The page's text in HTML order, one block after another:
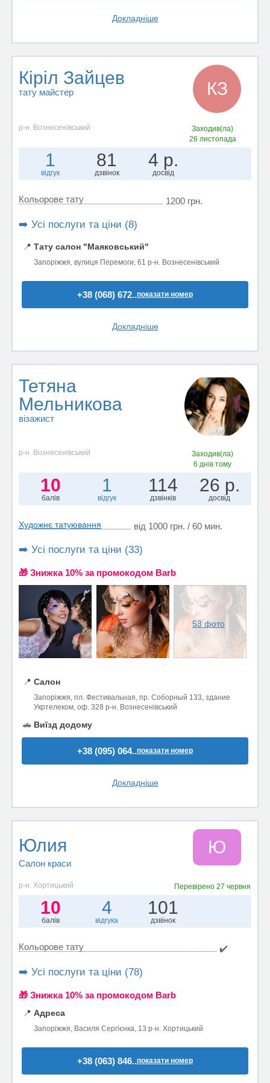
Докладніше
Кіріл Зайцев
тату майстер КЗ
р-н. Вознесенівський
Заходив(ла)
26 листопада
1
відгук
81
дзвінок
4 р.
досвід
Кольорове тату 1200 грн.
➡️ Усі послуги та ціни (8)
📍 Тату салон "Маяковський"
Запоріжжя, вулиця Перемоги, 61 р-н. Вознесенівський
+38 (068) 672..показати номер
Докладніше
Тетяна
Мельникова
візажист
р-н. Вознесенівський
Заходив(ла)
6 днів тому
10
балів
1
відгук
114
дзвінків
26 р.
досвід
Художнє татуювання від 1000 грн. / 60 мин.
➡️ Усі послуги та ціни (33)
🎁 Знижка 10% за промокодом Barb
53 фото
📍 Салон
Запоріжжя, пл. Фестивальная, пр. Соборный 133, здание
Укртелеком, оф. 328 р-н. Вознесенівський
🚗 Виїзд додому
+38 (095) 064..показати номер
Докладніше
Юлия
Салон краси
Ю
р-н. Хортицький Перевірено27 червня
10
балів
4
відгука
101
дзвінок
Кольорове тату ✔️
➡️ Усі послуги та ціни (78)
🎁 Знижка 10% за промокодом Barb
📍 Адреса
Запоріжжя, Василя Сергієнка, 13 р-н. Хортицький
+38 (063) 846..показати номер